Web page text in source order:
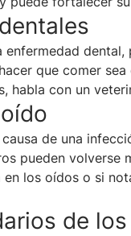
enfermedad
que comer
habla con un
de una
pueden volverse
los oídos o si
de